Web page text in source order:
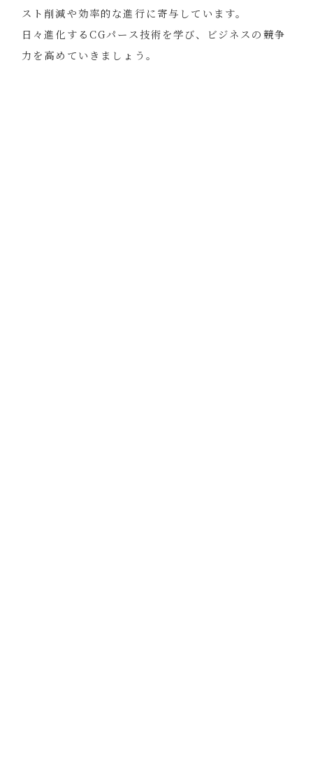
スト削減や効率的な進行に寄与しています。
日々進化するCGパース技術を学び、ビジネスの競争
力を高めていきましょう。